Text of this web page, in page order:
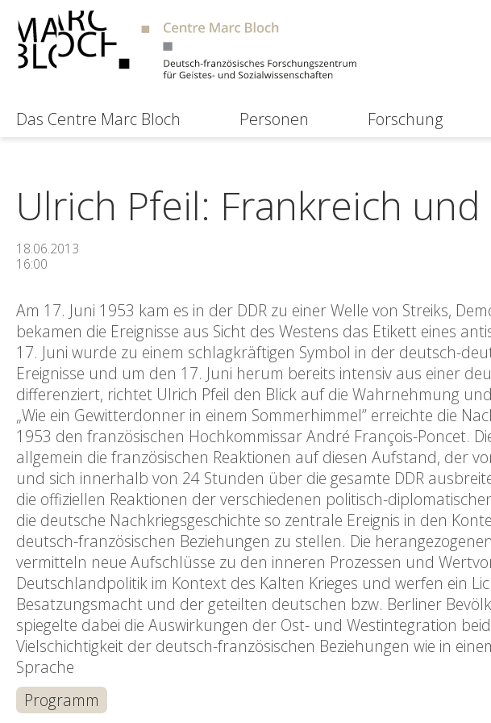
Das Centre Marc Bloch Personen Forschung
Ulrich Pfeil: Frankreich
18.06.2013
16:00
Am 17. Juni 1953 kam es in der DDR zu einer Welle von Streiks,
bekamen die Ereignisse aus Sicht des Westens das Etikett eines
17. Juni wurde zu einem schlagkräftigen Symbol in der deutsch-
Ereignisse und um den 17. Juni herum bereits intensiv aus einer
differenziert, richtet Ulrich Pfeil den Blick auf die Wahrnehmung
„Wie ein Gewitterdonner in einem Sommerhimmel” erreichte die
1953 den französischen Hochkommissar André François-Poncet.
allgemein die französischen Reaktionen auf diesen Aufstand, der
und sich innerhalb von 24 Stunden über die gesamte DDR
die offiziellen Reaktionen der verschiedenen politisch-
die deutsche Nachkriegsgeschichte so zentrale Ereignis in den
deutsch-französischen Beziehungen zu stellen. Die
vermitteln neue Aufschlüsse zu den inneren Prozessen und
Deutschlandpolitik im Kontext des Kalten Krieges und werfen ein
Besatzungsmacht und der geteilten deutschen bzw. Berliner
spiegelte dabei die Auswirkungen der Ost- und Westintegration
Vielschichtigkeit der deutsch-französischen Beziehungen wie in
Sprache
Programm